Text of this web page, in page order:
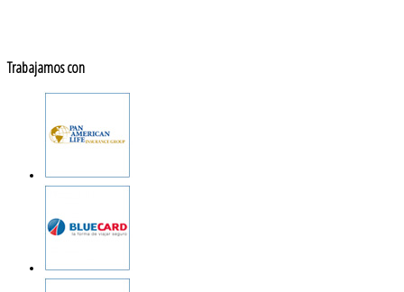
Trabajamos con